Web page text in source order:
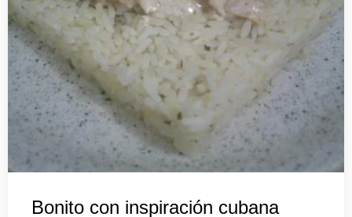
Bonito con inspiración cubana